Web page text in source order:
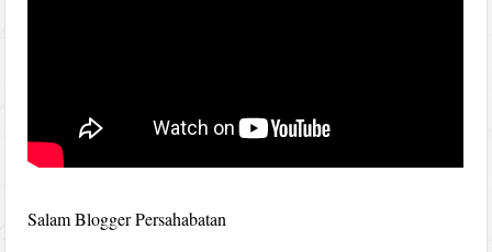
Salam Blogger Persahabatan